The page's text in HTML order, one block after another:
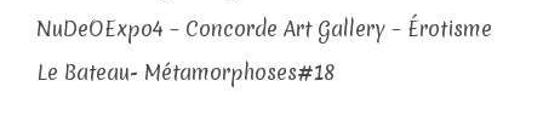
NuDeOExpo4 – Concorde Art Gallery – Érotisme
Le Bateau- Métamorphoses#18